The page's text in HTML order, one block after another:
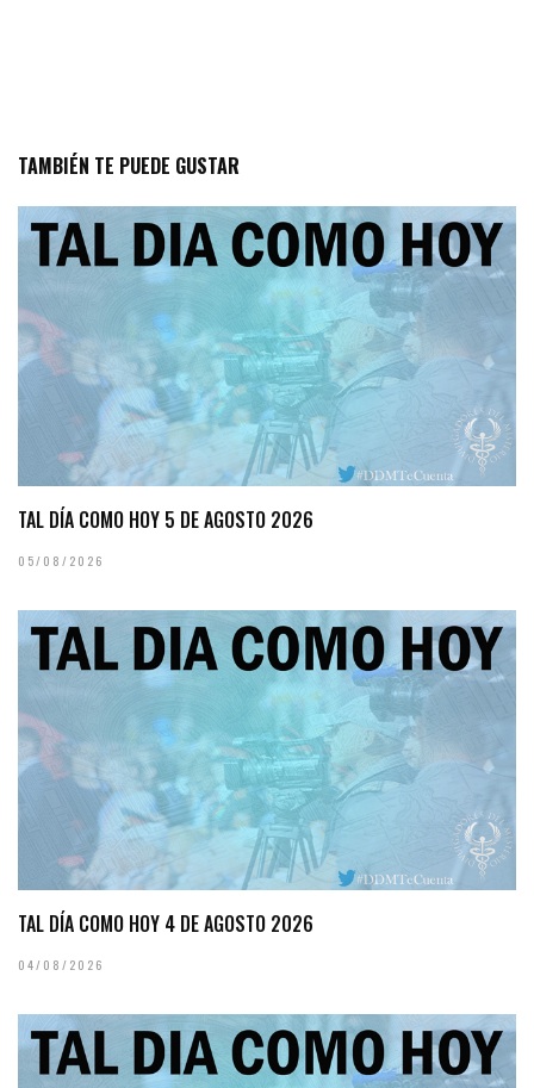
TAMBIÉN TE PUEDE GUSTAR
TAL DÍA COMO HOY 5 DE AGOSTO 2026
05/08/2026
TAL DÍA COMO HOY 4 DE AGOSTO 2026
04/08/2026